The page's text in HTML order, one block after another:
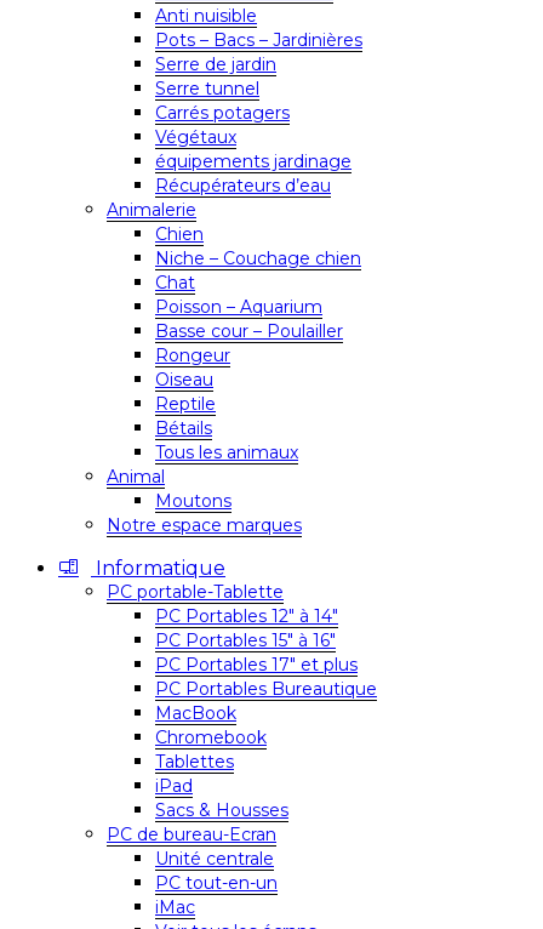
Anti nuisible
Pots – Bacs – Jardinières
Serre de jardin
Serre tunnel
Carrés potagers
Végétaux
équipements jardinage
Récupérateurs d’eau
Animalerie
Chien
Niche – Couchage chien
Chat
Poisson – Aquarium
Basse cour – Poulailler
Rongeur
Oiseau
Reptile
Bétails
Tous les animaux
Animal
Moutons
Notre espace marques
Informatique
PC portable-Tablette
PC Portables 12″ à 14″
PC Portables 15″ à 16″
PC Portables 17″ et plus
PC Portables Bureautique
MacBook
Chromebook
Tablettes
iPad
Sacs & Housses
PC de bureau-Ecran
Unité centrale
PC tout-en-un
iMac